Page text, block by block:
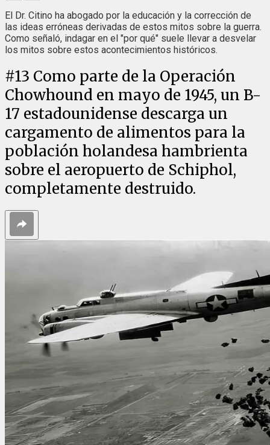
El Dr. Citino ha abogado por la educación y la corrección de
las ideas erróneas derivadas de estos mitos sobre la guerra.
Como señaló, indagar en el "por qué" suele llevar a desvelar
los mitos sobre estos acontecimientos históricos.
#13 Como parte de la Operación
Chowhound en mayo de 1945, un B-
17 estadounidense descarga un
cargamento de alimentos para la
población holandesa hambrienta
sobre el aeropuerto de Schiphol,
completamente destruido.